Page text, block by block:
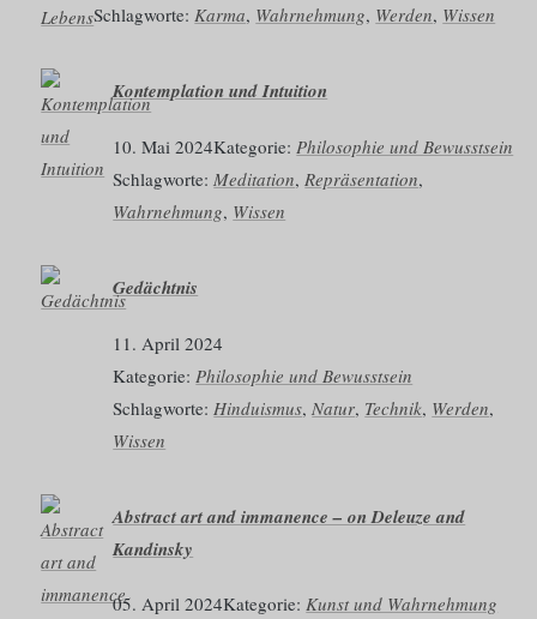
Schlagworte: Karma, Wahrnehmung, Werden, Wissen
Kontemplation und Intuition
10. Mai 2024Kategorie: Philosophie und Bewusstsein
Schlagworte: Meditation, Repräsentation
Wahrnehmung, Wissen
Gedächtnis
11. April 2024
Kategorie: Philosophie und Bewusstsein
Schlagworte: Hinduismus, Natur, Technik, Werden
Wissen
Abstract art and immanence – on Deleuze and
Kandinsky
05. April 2024Kategorie:Kunst und Wahrnehmung